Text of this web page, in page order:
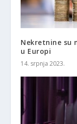
Nekretnine su
u Europi
14. srpnja 2023.